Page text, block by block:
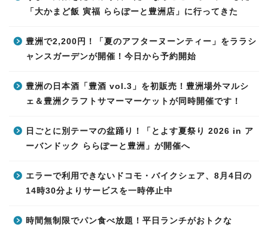
「大かまど飯 寅福 ららぽーと豊洲店」に行ってきた
豊洲で2,200円！「夏のアフターヌーンティー」をララシ
ャンスガーデンが開催！今日から予約開始
豊洲の日本酒「豊酒 vol.3」を初販売！豊洲場外マルシ
ェ＆豊洲クラフトサマーマーケットが同時開催です！
日ごとに別テーマの盆踊り！「とよす夏祭り 2026 in ア
ーバンドック ららぽーと豊洲」が開催へ
エラーで利用できないドコモ・バイクシェア、8月4日の
14時30分よりサービスを一時停止中
時間無制限でパン食べ放題！平日ランチがおトクな